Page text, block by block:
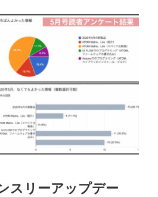
スリーアップデー